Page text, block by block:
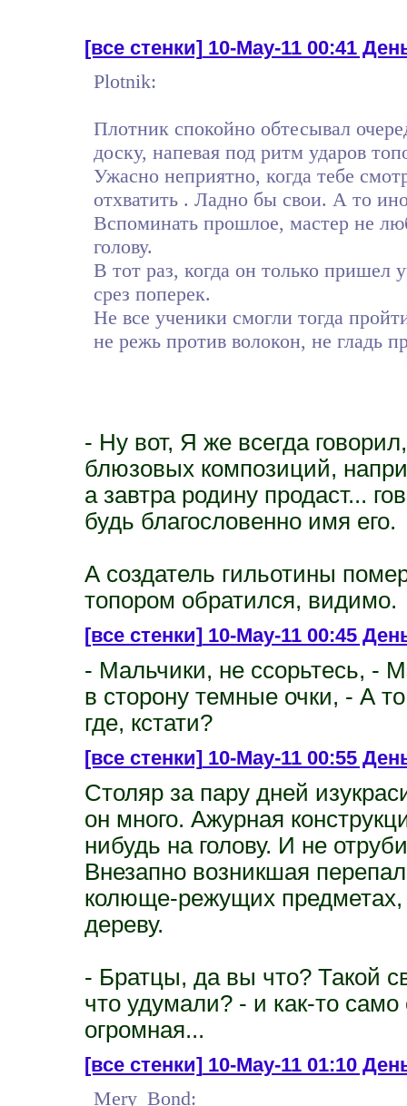
[все стенки]10-May-11 00:41
Plotnik:
Плотник спокойно обтесывал
доску, напевая под ритм ударов
Ужасно неприятно, когда тебе
отхватить . Ладно бы свои. А то
Вспоминать прошлое, мастер не
голову.
В тот раз, когда он только пришел
срез поперек.
Не все ученики смогли тогда
не режь против волокон, не гладь
- Ну вот, Я же всегда
блюзовых композиций,
а завтра родину продаст...
будь благословенно имя его.
А создатель гильотины
топором обратился, видимо.
[все стенки]10-May-11 00:45
- Мальчики, не ссорьтесь, -
в сторону темные очки, - А
где, кстати?
[все стенки]10-May-11 00:55
Столяр за пару дней
он много. Ажурная
нибудь на голову. И не
Внезапно возникшая
колюще-режущих предметах,
дереву.
- Братцы, да вы что? Такой
что удумали? - и как-то
огромная...
[все стенки]10-May-11 01:10
Mery_Bond: